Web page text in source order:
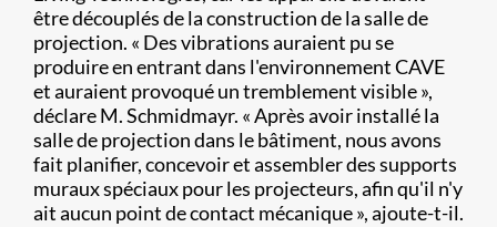
être découplés de la construction de la salle de
projection. « Des vibrations auraient pu se
produire en entrant dans l'environnement CAVE
et auraient provoqué un tremblement visible »,
déclare M. Schmidmayr. « Après avoir installé la
salle de projection dans le bâtiment, nous avons
fait planifier, concevoir et assembler des supports
muraux spéciaux pour les projecteurs, afin qu'il n'y
ait aucun point de contact mécanique », ajoute-t-il.